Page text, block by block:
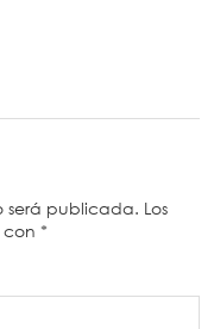
será publicada. Los
con *